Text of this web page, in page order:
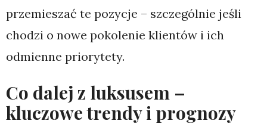
przemieszać te pozycje – szczególnie jeśli
chodzi o nowe pokolenie klientów i ich
odmienne priorytety.
Co dalej z luksusem –
kluczowe trendy i prognozy